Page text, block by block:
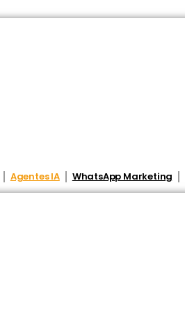
Agentes IA WhatsApp Marketing